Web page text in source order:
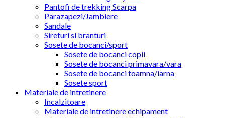
Pantofi de trekking Scarpa
Parazapezi/Jambiere
Sandale
Sireturi si branturi
Sosete de bocanci/sport
Sosete de bocanci copii
Sosete de bocanci primavara/vara
Sosete de bocanci toamna/iarna
Sosete sport
Materiale de intretinere
Incalzitoare
Materiale de intretinere echipament